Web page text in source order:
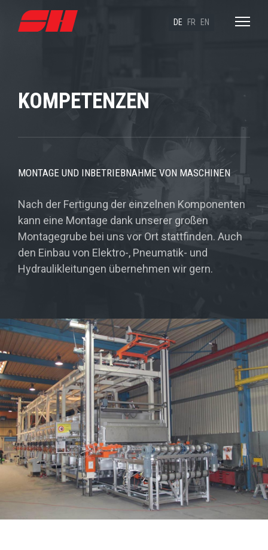
DE FR EN
KOMPETENZEN
MONTAGE UND INBETRIEBNAHME VON MASCHINEN
Nach der Fertigung der einzelnen Komponenten
kann eine Montage dank unserer großen
Montagegrube bei uns vor Ort stattfinden. Auch
den Einbau von Elektro-, Pneumatik- und
Hydraulikleitungen übernehmen wir gern.